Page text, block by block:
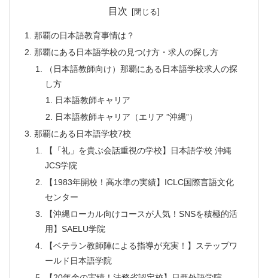
目次
那覇の日本語教育事情は？
那覇にある日本語学校の見つけ方・求人の探し方
（日本語教師向け）那覇にある日本語学校求人の探
し方
日本語教師キャリア
日本語教師キャリア（エリア ”沖縄”）
那覇にある日本語学校7校
【「礼」を貴ぶ会話重視の学校】日本語学校 沖縄
JCS学院
【1983年開校！高水準の実績】ICLC国際言語文化
センター
【沖縄ローカル向けコースが人気！SNSを積極的活
用】SAELU学院
【ベテラン教師陣による指導が充実！】ステップワ
ールド日本語学院